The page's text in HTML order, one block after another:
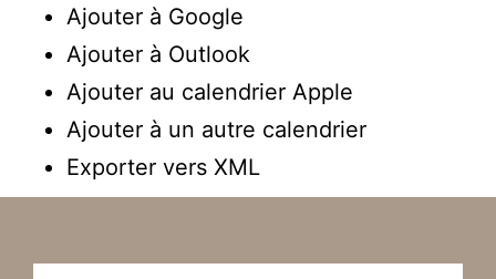
Ajouter à Google
Ajouter à Outlook
Ajouter au calendrier Apple
Ajouter à un autre calendrier
Exporter vers XML